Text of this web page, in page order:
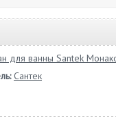
для ванны Santek
Сантек